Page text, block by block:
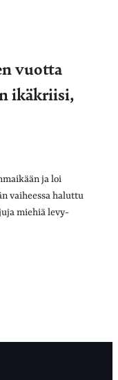
vuotta
ikäkriisi,
ja loi
vaiheessa haluttu
miehiä levy-